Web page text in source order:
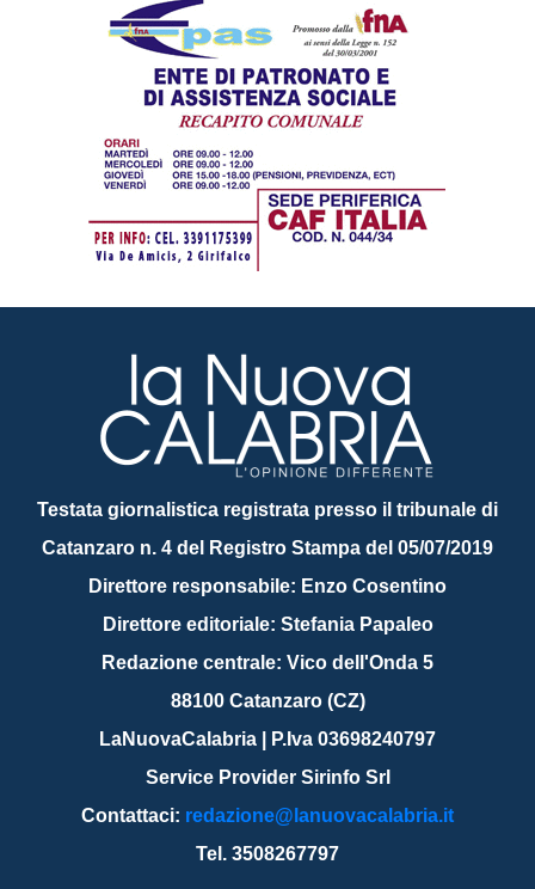
Testata giornalistica registrata presso il tribunale di
Catanzaro n. 4 del Registro Stampa del 05/07/2019
Direttore responsabile: Enzo Cosentino
Direttore editoriale: Stefania Papaleo
Redazione centrale: Vico dell'Onda 5
88100 Catanzaro (CZ)
LaNuovaCalabria | P.Iva 03698240797
Service Provider Sirinfo Srl
Contattaci: redazione@lanuovacalabria.it
Tel. 3508267797